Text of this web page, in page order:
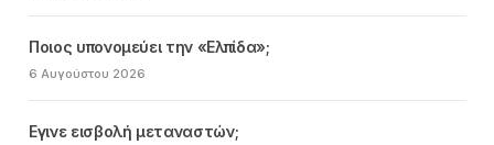
Ποιος υπονομεύει την «Ελπίδα»;
6 Αυγούστου 2026
Εγινε εισβολή μεταναστών;